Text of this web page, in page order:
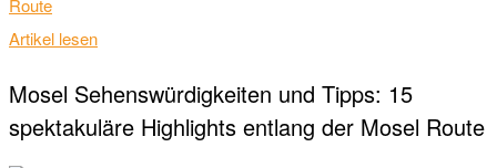
Artikel lesen
Mosel Sehenswürdigkeiten und Tipps: 15
spektakuläre Highlights entlang der Mosel Route